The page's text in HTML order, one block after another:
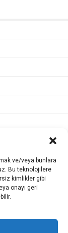
ve/veya bunlara
Bu teknolojilere
kimlikler gibi
onayı geri